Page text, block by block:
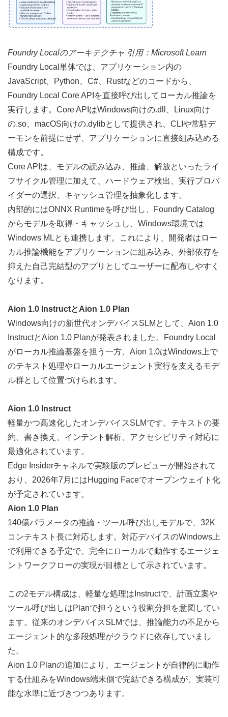
Foundry Localのアーキテクチャ 引用： Microsoft Learn
Foundry Local単体では、アプリケーション内の
JavaScript、Python、C#、Rustなどのコードから、
Foundry Local Core APIを直接呼び出してローカル推論を
実行します。Core APIはWindows向けの.dll、Linux向け
の.so、macOS向けの.dylibとして提供され、CLIや常駐デ
ーモンを前提にせず、アプリケーションに直接組み込める
構成です。
Core APIは、モデルの読み込み、推論、解放といったライ
フサイクル管理に加えて、ハードウェア検出、実行プロバ
イダーの選択、キャッシュ管理を抽象化します。
内部的にはONNX Runtimeを呼び出し、Foundry Catalog
からモデルを取得・キャッシュし、Windows環境では
Windows MLとも連携します。これにより、開発者はロー
カル推論機能をアプリケーションに組み込み、外部依存を
抑えた自己完結型のアプリとしてユーザーに配布しやすく
なります。
Aion 1.0 InstructとAion 1.0 Plan
Windows向けの新世代オンデバイスSLMとして、Aion 1.0
InstructとAion 1.0 Planが発表されました。Foundry Local
がローカル推論基盤を担う一方、Aion 1.0はWindows上で
のテキスト処理やローカルエージェント実行を支えるモデ
ル群として位置づけられます。
Aion 1.0 Instruct
軽量かつ高速化したオンデバイスSLMです。テキストの要
約、書き換え、インテント解析、アクセシビリティ対応に
最適化されています。
Edge Insiderチャネルで実験版のプレビューが開始されて
おり、2026年7月にはHugging Faceでオープンウェイト化
が予定されています。
Aion 1.0 Plan
140億パラメータの推論・ツール呼び出しモデルで、32K
コンテキスト長に対応します。対応デバイスのWindows上
で利用できる予定で、完全にローカルで動作するエージェ
ントワークフローの実現が目標として示されています。
この2モデル構成は、軽量な処理はInstructで、計画立案や
ツール呼び出しはPlanで担うという役割分担を意図してい
ます。従来のオンデバイスSLMでは、推論能力の不足から
エージェント的な多段処理がクラウドに依存していまし
た。
Aion 1.0 Planの追加により、エージェントが自律的に動作
する仕組みをWindows端末側で完結できる構成が、実装可
能な水準に近づきつつあります。